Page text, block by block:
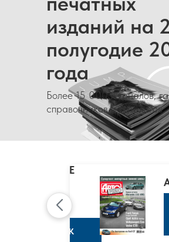
изданий на
полугодие
года
Более 15 000 журналов,
справочников и каталогов
CLAIRE
МАРИ
КЛЭР
К